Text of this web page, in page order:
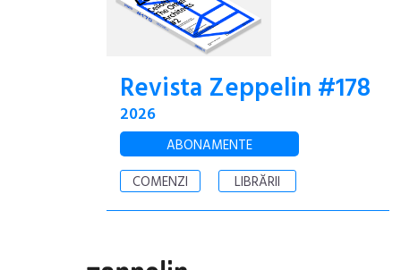
Revista Zeppelin #178
2026
ABONAMENTE
COMENZI
LIBRĂRII